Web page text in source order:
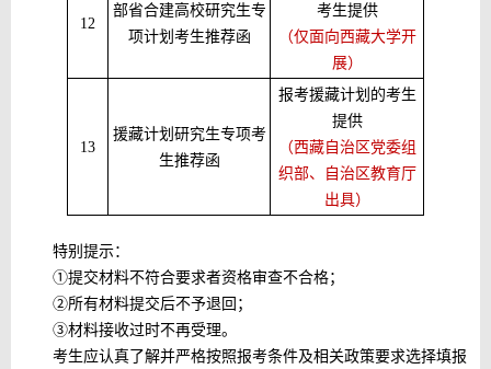
1 2
部省合建高校研究生专
项计划考生推荐函
考生提供
（仅面向西藏大学开
展）
13
援藏计划研究生专项考
生推荐函
报考援藏计划的考生
提供
（西藏自治区党委组
织部、自治区教育厅
出具）
特别提示：
①提交材料不符合要求者资格审查不合格；
②所有材料提交后不予退回；
③材料接收过时不再受理。
考生应认真了解并严格按照报考条件及相关政策要求选择填报